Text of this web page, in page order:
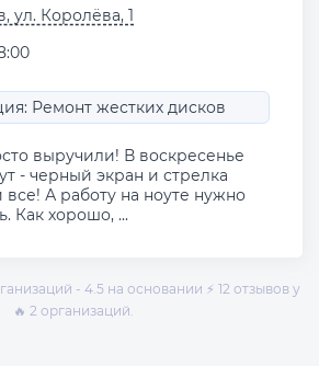
ул. Королёва, 1
Ремонт жестких дисков
выручили! В воскресенье
- черный экран и стрелка
все! А работу на ноуте нужно
Как хорошо, ...
- 4.5 на основании ⚡ 12 отзывов у
🔥 2 организаций.